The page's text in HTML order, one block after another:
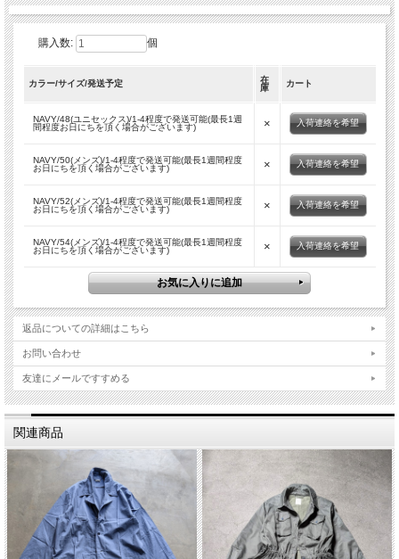
して、独自のセレクトでファッション としてのミリタリーをデイリーウエ
ア・グッズの一部として提案
■商品スペック
購入数: 個
カラー/サイズ/発送予定
在
庫
カート
NAVY/48(ユニセックス)/1-4程度で発送可能(最長1週
間程度お日にちを頂く場合がございます)
× 入荷連絡を希望
NAVY/50(メンズ)/1-4程度で発送可能(最長1週間程度
お日にちを頂く場合がございます)
× 入荷連絡を希望
NAVY/52(メンズ)/1-4程度で発送可能(最長1週間程度
お日にちを頂く場合がございます)
× 入荷連絡を希望
NAVY/54(メンズ)/1-4程度で発送可能(最長1週間程度
お日にちを頂く場合がございます)
× 入荷連絡を希望
返品についての詳細はこちら
お問い合わせ
友達にメールですすめる
関連商品